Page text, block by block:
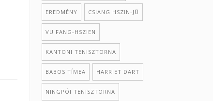
EREDMÉNY CSIANG HSZIN-JÜ
VU FANG-HSZIEN
KANTONI TENISZTORNA
BABOS TÍMEA HARRIET DART
NINGPÓI TENISZTORNA